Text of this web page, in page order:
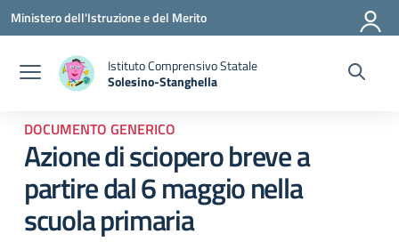
Vai ai contenuti
Vai al menu di navigazione
Vai al footer
Ministero dell'Istruzione e del Merito
Istituto Comprensivo Statale
Solesino-Stanghella
— Visita la pagina iniziale della scuola
DOCUMENTO GENERICO
Azione di sciopero breve a
partire dal 6 maggio nella
scuola primaria